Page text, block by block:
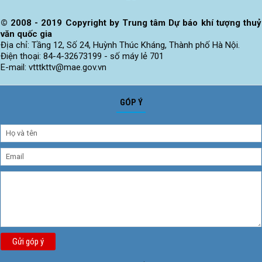
Khí Hậu
© 2008 - 2019 Copyright by Trung tâm Dự báo khí tượng thuỷ
văn quốc gia
Địa chỉ: Tầng 12, Số 24, Huỳnh Thúc Kháng, Thành phố Hà Nội.
Điện thoại: 84-4-32673199 - số máy lẻ 701
E-mail: vtttkttv@mae.gov.vn
GÓP Ý
Gửi góp ý